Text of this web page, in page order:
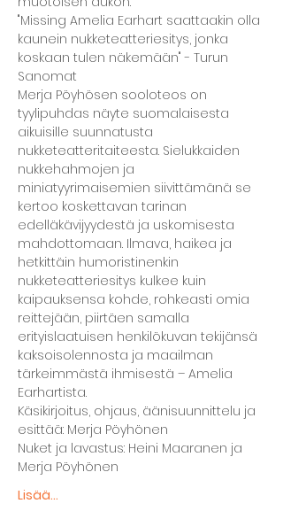
"Missing Amelia Earhart saattaakin olla
kaunein nukketeatteriesitys, jonka
koskaan tulen näkemään" - Turun
Sanomat
Merja Pöyhösen sooloteos on
tyylipuhdas näyte suomalaisesta
aikuisille suunnatusta
nukketeatteritaiteesta. Sielukkaiden
nukkehahmojen ja
miniatyyrimaisemien siivittämänä se
kertoo koskettavan tarinan
edelläkävijyydestä ja uskomisesta
mahdottomaan. Ilmava, haikea ja
hetkittäin humoristinenkin
nukketeatteriesitys kulkee kuin
kaipauksensa kohde, rohkeasti omia
reittejään, piirtäen samalla
erityislaatuisen henkilökuvan tekijänsä
kaksoisolennosta ja maailman
tärkeimmästä ihmisestä – Amelia
Earhartista.
Käsikirjoitus, ohjaus, äänisuunnittelu ja
esittää: Merja Pöyhönen
Nuket ja lavastus: Heini Maaranen ja
Merja Pöyhönen
Lisää...